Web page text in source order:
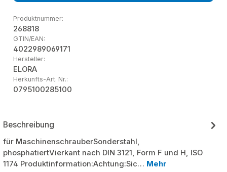
Produktnummer:
268818
GTIN/EAN:
4022989069171
Hersteller:
ELORA
Herkunfts-Art. Nr.:
0795100285100
Beschreibung
für MaschinenschrauberSonderstahl,
phosphatiertVierkant nach DIN 3121, Form F und H, ISO
1174 Produktinformation:Achtung:Sic… Mehr